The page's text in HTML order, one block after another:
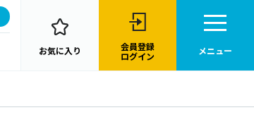
お気に入り
会員登録
ログイン
メニュー